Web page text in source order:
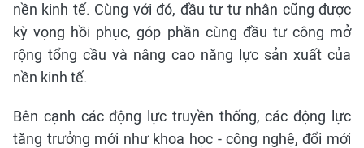
nền kinh tế. Cùng với đó, đầu tư tư nhân cũng được
kỳ vọng hồi phục, góp phần cùng đầu tư công mở
rộng tổng cầu và nâng cao năng lực sản xuất của
nền kinh tế.
Bên cạnh các động lực truyền thống, các động lực
tăng trưởng mới như khoa học - công nghệ, đổi mới